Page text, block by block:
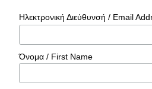
Ηλεκτρονική Διεύθυνσή / Email
Όνομα / First Name